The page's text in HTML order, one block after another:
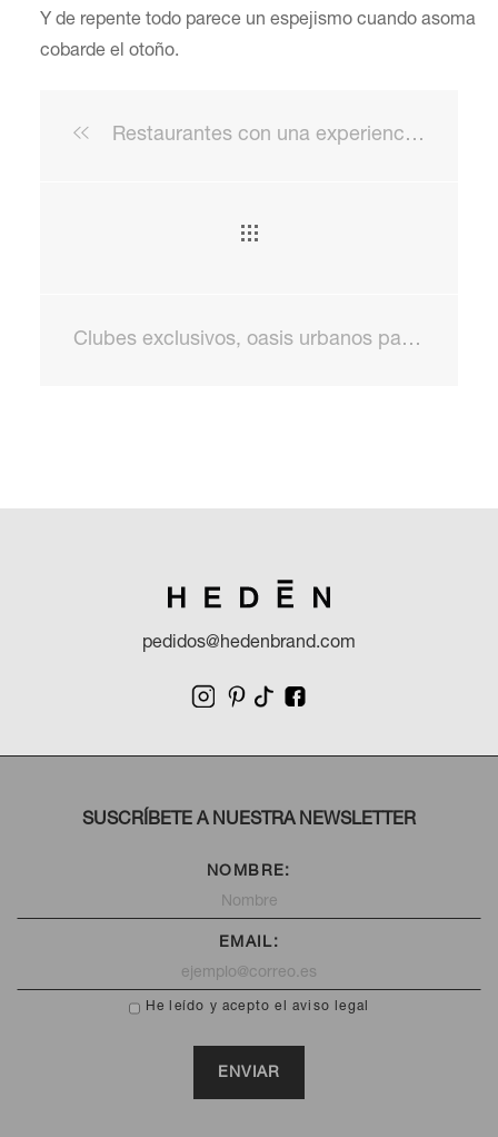
Y de repente todo parece un espejismo cuando asoma
cobarde el otoño.
Restaurantes con una experiencia única
Clubes exclusivos, oasis urbanos para perderse
pedidos@hedenbrand.com
SUSCRÍBETE A NUESTRA NEWSLETTER
NOMBRE:
EMAIL:
He leído y acepto el aviso legal